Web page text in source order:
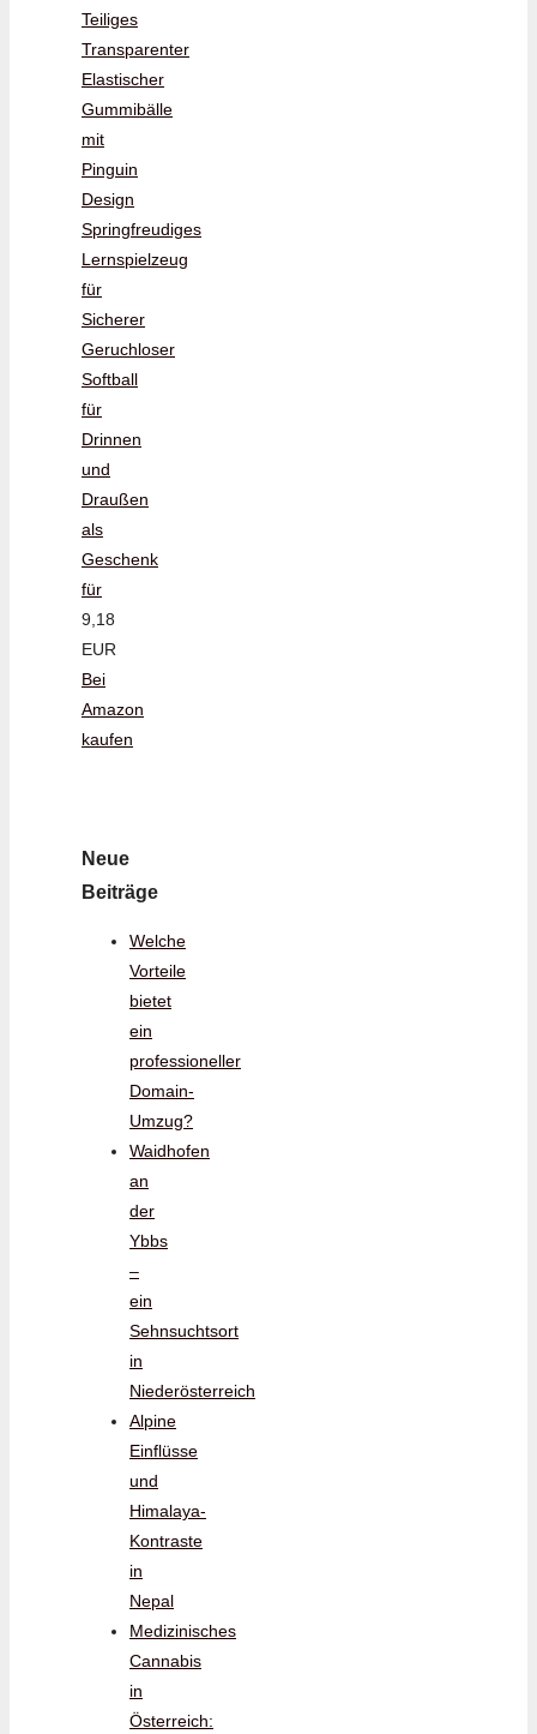
Teiliges
Transparenter
Elastischer
Gummibälle
mit
Pinguin
Design
Springfreudiges
Lernspielzeug
für
Sicherer
Geruchloser
Softball
für
Drinnen
und
Draußen
als
Geschenk
für
9,18
EUR
Bei
Amazon
kaufen
Neue
Beiträge
Welche
Vorteile
bietet
ein
professioneller
Domain-
Umzug?
Waidhofen
an
der
Ybbs
–
ein
Sehnsuchtsort
in
Niederösterreich
Alpine
Einflüsse
und
Himalaya-
Kontraste
in
Nepal
Medizinisches
Cannabis
in
Österreich: